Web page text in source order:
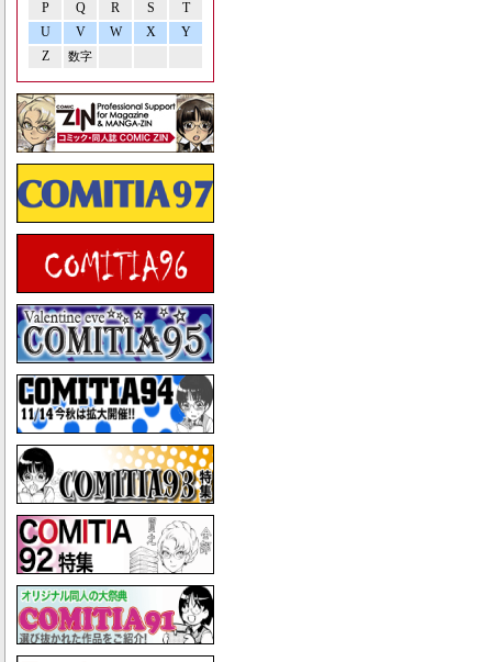
P Q R S
T
U
V W X
Y
Z
数字